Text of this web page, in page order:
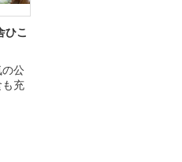
ひこ
公
充